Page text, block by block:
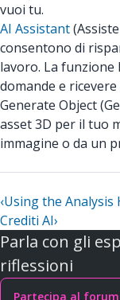
vuoi tu.
AI Assistant
consentono di
lavoro. La funzione
domande e
Generate Object
asset 3D per il tuo
immagine o da un
‹Using the Analysis
Crediti AI›
Parla con gli
riflessioni
Partecipa al forum